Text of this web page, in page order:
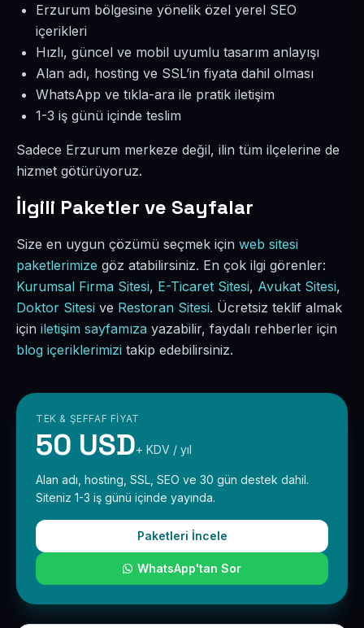
Erzurum bölgesine yönelik özel yerel SEO
içerikleri
Hızlı, güncel ve mobil uyumlu tasarım anlayışı
Alan adı, hosting ve SSL’in fiyata dahil olması
WhatsApp ve tıkla-ara ile pratik iletişim
1-3 iş günü içinde teslim
Sadece Erzurum merkeze değil, ilin tüm ilçelerine de
hizmet götürüyoruz.
İlgili Paketler ve Sayfalar
Size en uygun çözümü seçmek için web sitesi
paketlerimize göz atabilirsiniz. En çok ilgi görenler:
Kurumsal Firma Sitesi, E-Ticaret Sitesi, Avukat Sitesi,
Doktor Sitesi ve Restoran Sitesi. Ücretsiz teklif almak
için iletişim sayfamıza yazabilir, faydalı rehberler için
blog içeriklerimizi takip edebilirsiniz.
TEK & ŞEFFAF FIYAT
50 USD+ KDV / yıl
Alan adı, hosting, SSL, SEO ve 30 gün destek dahil.
Siteniz 1-3 iş günü içinde yayında.
Paketleri İncele
WhatsApp'tan Sor